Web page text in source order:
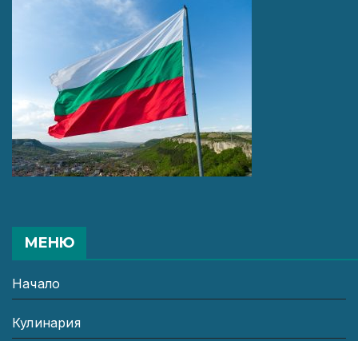
МЕНЮ
Начало
Кулинария